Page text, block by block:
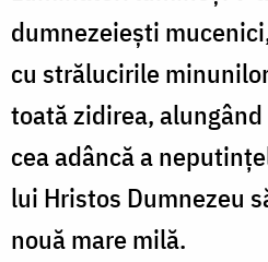
dumnezeieşti
cu strălu­cirile
toată zidirea,
cea adâncă a
lui Hristos Dumnezeu
nouă mare milă.